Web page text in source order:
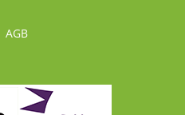
AGB